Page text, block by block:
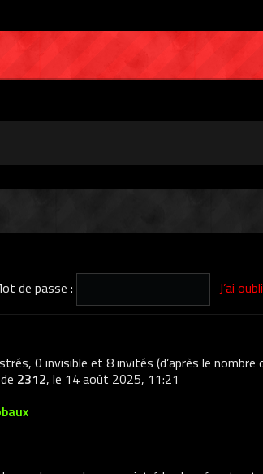
de passe : J’ai
0 invisible et 8 invités (d’après le
2312, le 14 août 2025, 11:21